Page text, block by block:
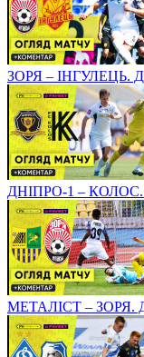
ЗОРЯ – ІНГУЛЕЦЬ.
ДНІПРО-1 – КОЛОС.
МЕТАЛІСТ – ЗОРЯ.